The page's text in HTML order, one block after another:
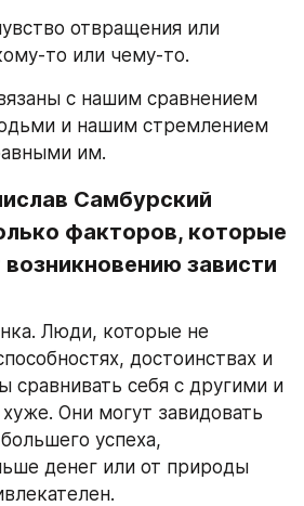
отвращения или
то или чему-то.
с нашим сравнением
и нашим стремлением
им.
Самбурский
факторов, которые
зависти
Люди, которые не
достоинствах и
сравнивать себя с другими и
Они могут завидовать
успеха,
денег или от природы